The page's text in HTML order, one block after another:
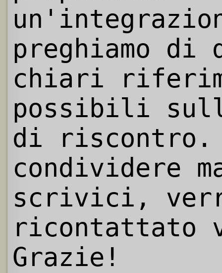
preghiamo
chiari
possibili
di riscontro.
condividere
scrivici,
ricontattato
Grazie!